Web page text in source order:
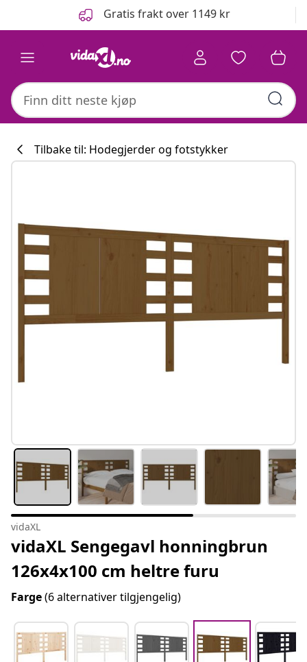
Gratis frakt over 1149 kr
Tilbake til: Hodegjerder og fotstykker
vidaXL
vidaXL Sengegavl honningbrun
126x4x100 cm heltre furu
Farge(6 alternativer tilgjengelig)